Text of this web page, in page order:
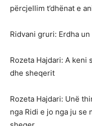
përcjellim t’dhënat e
Ridvani gruri: Erdha un
Rozeta Hajdari: A
dhe sheqerit
Rozeta Hajdari: Unë
nga Ridi e jo nga ju se